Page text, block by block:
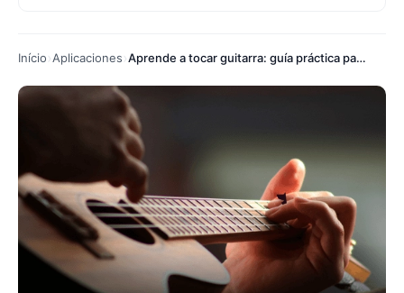
Início Aplicaciones Aprende a tocar guitarra: guía práctica para principiantes